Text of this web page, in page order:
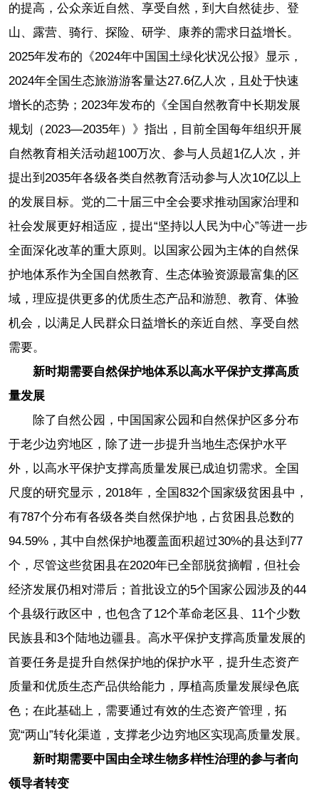
的提高，公众亲近自然、享受自然，到大自然徒步、登
山、露营、骑行、探险、研学、康养的需求日益增长。
2025年发布的《2024年中国国土绿化状况公报》显示，
2024年全国生态旅游游客量达27.6亿人次，且处于快速
增长的态势；2023年发布的《全国自然教育中长期发展
规划（2023—2035年）》指出，目前全国每年组织开展
自然教育相关活动超100万次、参与人员超1亿人次，并
提出到2035年各级各类自然教育活动参与人次10亿以上
的发展目标。党的二十届三中全会要求推动国家治理和
社会发展更好相适应，提出“坚持以人民为中心”等进一步
全面深化改革的重大原则。以国家公园为主体的自然保
护地体系作为全国自然教育、生态体验资源最富集的区
域，理应提供更多的优质生态产品和游憩、教育、体验
机会，以满足人民群众日益增长的亲近自然、享受自然
需要。
新时期需要自然保护地体系以高水平保护支撑高质
量发展
除了自然公园，中国国家公园和自然保护区多分布
于老少边穷地区，除了进一步提升当地生态保护水平
外，以高水平保护支撑高质量发展已成迫切需求。全国
尺度的研究显示，2018年，全国832个国家级贫困县中，
有787个分布有各级各类自然保护地，占贫困县总数的
94.59%，其中自然保护地覆盖面积超过30%的县达到77
个，尽管这些贫困县在2020年已全部脱贫摘帽，但社会
经济发展仍相对滞后；首批设立的5个国家公园涉及的44
个县级行政区中，也包含了12个革命老区县、11个少数
民族县和3个陆地边疆县。高水平保护支撑高质量发展的
首要任务是提升自然保护地的保护水平，提升生态资产
质量和优质生态产品供给能力，厚植高质量发展绿色底
色；在此基础上，需要通过有效的生态资产管理，拓
宽“两山”转化渠道，支撑老少边穷地区实现高质量发展。
新时期需要中国由全球生物多样性治理的参与者向
领导者转变